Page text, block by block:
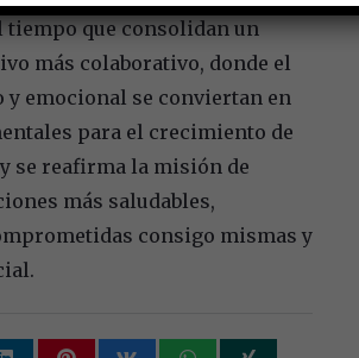
que consolidan un
más colaborativo, donde el
emocional se conviertan en
para el crecimiento de
se reafirma la misión de
más saludables,
consigo mismas y